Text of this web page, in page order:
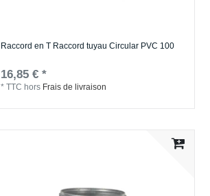
Raccord en T Raccord tuyau Circular PVC 100
16,85 € *
*TTC hors Frais de livraison